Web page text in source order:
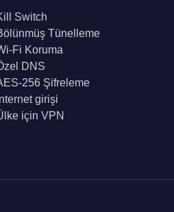
Switch
Tünelleme
Fi Koruma
DNS
256 Şifreleme
İnternet girişi
için VPN